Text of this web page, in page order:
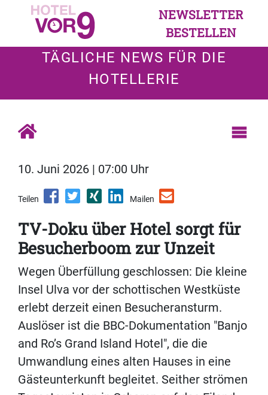
NEWSLETTER
BESTELLEN
TÄGLICHE NEWS FÜR DIE
HOTELLERIE
10. Juni 2026 | 07:00 Uhr
Teilen Mailen
TV-Doku über Hotel sorgt für
Besucherboom zur Unzeit
Wegen Überfüllung geschlossen: Die kleine
Insel Ulva vor der schottischen Westküste
erlebt derzeit einen Besucheransturm.
Auslöser ist die BBC-Dokumentation "Banjo
and Ro’s Grand Island Hotel", die die
Umwandlung eines alten Hauses in eine
Gästeunterkunft begleitet. Seither strömen